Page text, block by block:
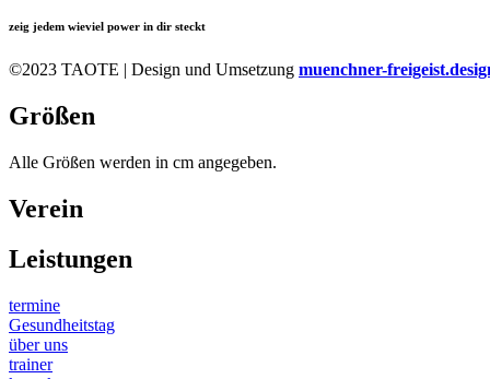
zeig jedem wieviel power in dir steckt
©2023 TAOTE | Design und Umsetzung muenchner-
Größen
Alle Größen werden in cm angegeben.
Verein
Leistungen
termine
Gesundheitstag
über uns
trainer